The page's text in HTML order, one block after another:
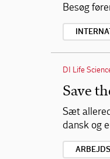
Besøg
DI Life
Save
Sæt
dansk og